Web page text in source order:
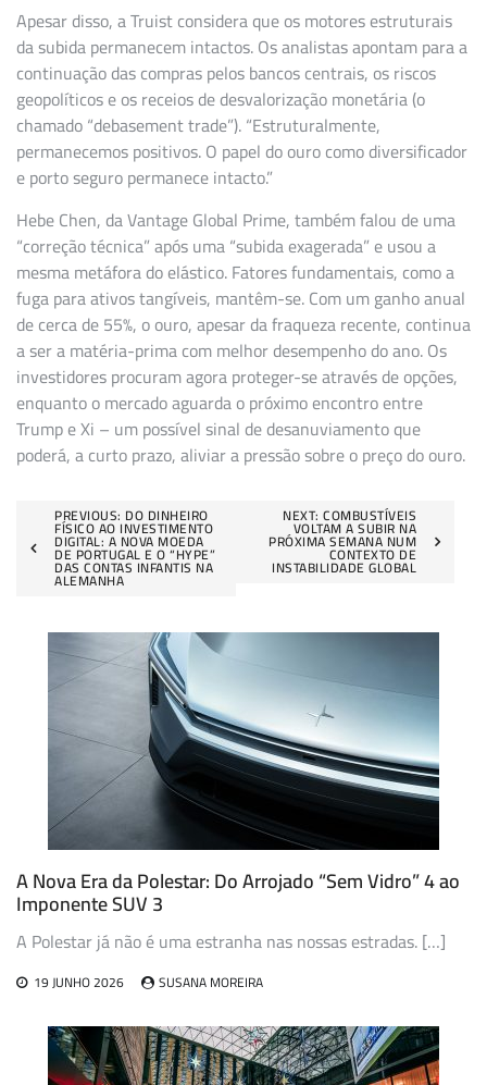
Apesar disso, a Truist considera que os motores estruturais
da subida permanecem intactos. Os analistas apontam para a
continuação das compras pelos bancos centrais, os riscos
geopolíticos e os receios de desvalorização monetária (o
chamado “debasement trade”). “Estruturalmente,
permanecemos positivos. O papel do ouro como diversificador
e porto seguro permanece intacto.”
Hebe Chen, da Vantage Global Prime, também falou de uma
“correção técnica” após uma “subida exagerada” e usou a
mesma metáfora do elástico. Fatores fundamentais, como a
fuga para ativos tangíveis, mantêm-se. Com um ganho anual
de cerca de 55%, o ouro, apesar da fraqueza recente, continua
a ser a matéria-prima com melhor desempenho do ano. Os
investidores procuram agora proteger-se através de opções,
enquanto o mercado aguarda o próximo encontro entre
Trump e Xi – um possível sinal de desanuviamento que
poderá, a curto prazo, aliviar a pressão sobre o preço do ouro.
Navegação
de
artigos
PREVIOUS: DO DINHEIRO
FÍSICO AO INVESTIMENTO
DIGITAL: A NOVA MOEDA
DE PORTUGAL E O “HYPE”
DAS CONTAS INFANTIS NA
ALEMANHA
NEXT: COMBUSTÍVEIS
VOLTAM A SUBIR NA
PRÓXIMA SEMANA NUM
CONTEXTO DE
INSTABILIDADE GLOBAL
A Nova Era da Polestar: Do Arrojado “Sem Vidro” 4 ao
Imponente SUV 3
A Polestar já não é uma estranha nas nossas estradas. […]
19 JUNHO 2026 SUSANA MOREIRA